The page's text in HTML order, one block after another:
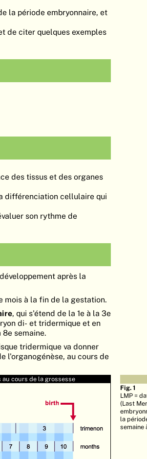
la période embryonnaire, et
de citer quelques exemples
des tissus et des organes
différenciation cellulaire qui
son rythme de
après la
mois à la fin de la gestation.
, qui s'étend de la 1e à la 3e
di- et tridermique et en
semaine.
tridermique va donner
l'organogénèse, au cours de
cours de la grossesse
Fig. 1
LMP =
(Last
la
semaine